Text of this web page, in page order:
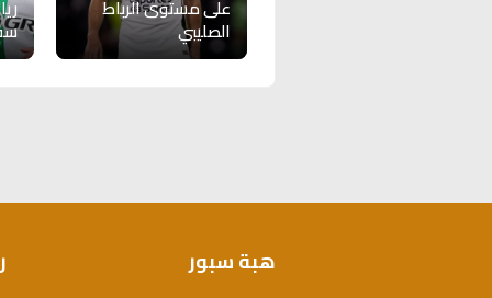
على مستوى الرباط
الصليبي
هبة سبور